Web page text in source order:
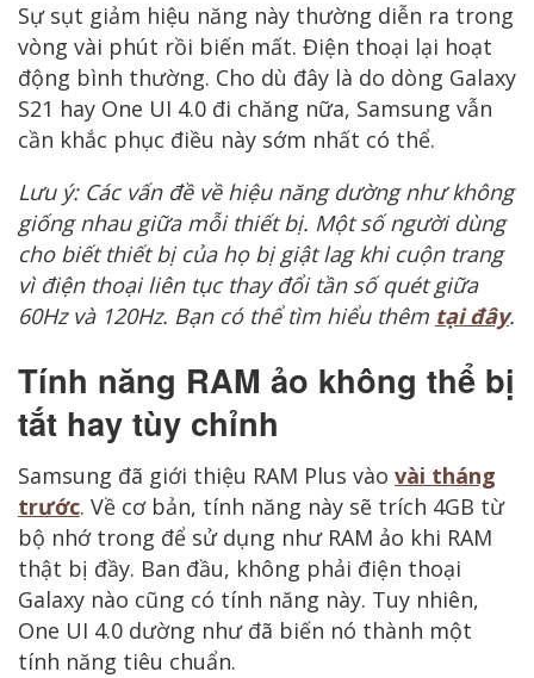
Sự sụt giảm hiệu năng này thường diễn ra trong
vòng vài phút rồi biến mất. Điện thoại lại hoạt
động bình thường. Cho dù đây là do dòng Galaxy
S21 hay One UI 4.0 đi chăng nữa, Samsung vẫn
cần khắc phục điều này sớm nhất có thể.
Lưu ý: Các vấn đề về hiệu năng dường như không
giống nhau giữa mỗi thiết bị. Một số người dùng
cho biết thiết bị của họ bị giật lag khi cuộn trang
vì điện thoại liên tục thay đổi tần số quét giữa
60Hz và 120Hz. Bạn có thể tìm hiểu thêm tại đây.
Tính năng RAM ảo không thể bị
tắt hay tùy chỉnh
Samsung đã giới thiệu RAM Plus vào vài tháng
trước. Về cơ bản, tính năng này sẽ trích 4GB từ
bộ nhớ trong để sử dụng như RAM ảo khi RAM
thật bị đầy. Ban đầu, không phải điện thoại
Galaxy nào cũng có tính năng này. Tuy nhiên,
One UI 4.0 dường như đã biến nó thành một
tính năng tiêu chuẩn.